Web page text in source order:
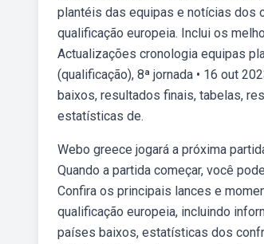
plantéis das equipas e notícias dos
qualificação europeia. Inclui os
Actualizações cronologia equipas
(qualificação), 8ª jornada • 16 out
baixos, resultados finais, tabelas,
estatísticas de.
Webo greece jogará a próxima
Quando a partida começar, você
Confira os principais lances e
qualificação europeia, incluindo
países baixos, estatísticas dos